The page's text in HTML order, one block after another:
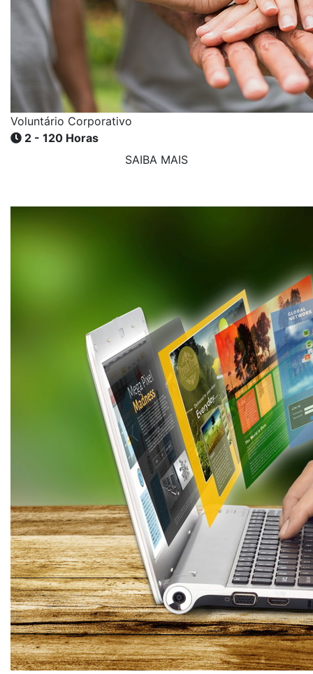
Voluntário Corporativo
2 - 120 Horas
SAIBA MAIS